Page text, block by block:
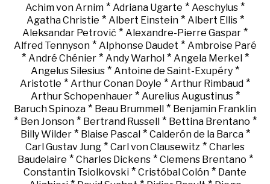
Achim von Arnim * Adriana Ugarte * Aeschylus *
Agatha Christie * Albert Einstein* Albert Ellis*
Aleksandar Petrović * Alexandre-Pierre Gaspar *
Alfred Tennyson* Alphonse Daudet * Ambroise Paré
* André Chénier* Andy Warhol * Angela Merkel *
Angelus Silesius * Antoine de Saint-Exupéry *
Aristotle * Arthur Conan Doyle * Arthur Rimbaud *
Arthur Schopenhauer* Aurelius Augustinus*
Baruch Spinoza * Beau Brummell * Benjamin Franklin
* Ben Jonson* Bertrand Russell * Bettina Brentano *
Billy Wilder* Blaise Pascal* Calderón de la Barca*
Carl Gustav Jung * Carl von Clausewitz * Charles
Baudelaire * Charles Dickens* Clemens Brentano *
Constantin Tsiolkovski * Cristóbal Colón * Dante